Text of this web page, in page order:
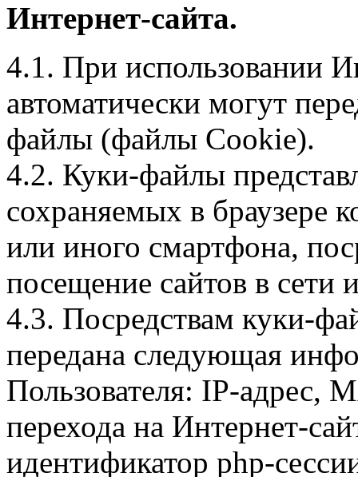
Интернет-сайта.
4.1. При использовании
автоматически могут
файлы (файлы Cookie).
4.2. Куки-файлы
сохраняемых в браузере
или иного смартфона,
посещение сайтов в сети
4.3. Посредствам куки-
передана следующая
Пользователя: IP-адрес,
перехода на Интернет-
идентификатор php-